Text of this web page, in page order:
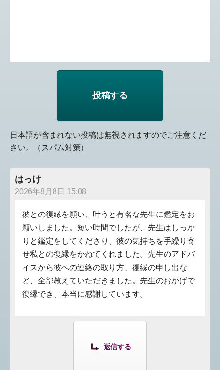
日本語が含まれない投稿は無視されますのでご注意くだ
さい。（スパム対策）
はっけ
2026年8月8日 15:08
彼との復縁を願い、叶うと有名な先生に鑑定をお
願いしました。短い時間でしたが、先生はしっか
りと鑑定をしてくださり、彼の気持ちを手繰り寄
せ私との復縁をかねてくれました。先生のアドバ
イスから彼への連絡の取り方、復縁の申し出な
ど、全部教えていただきました。先生のおかげで
復縁でき、本当に感謝しています。
返信する